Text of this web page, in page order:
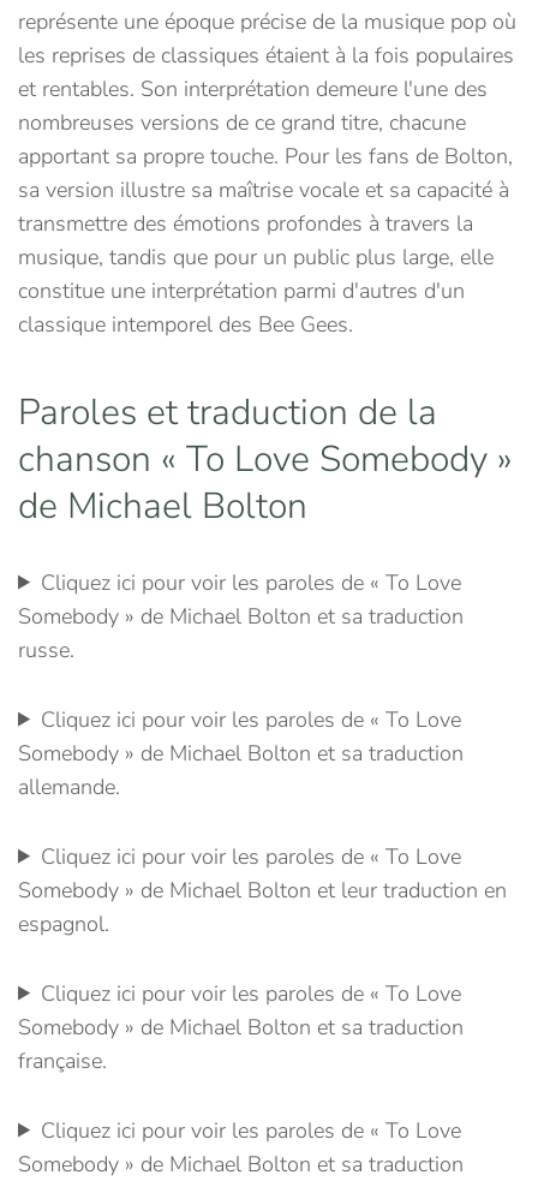
représente une époque précise de la musique pop où
les reprises de classiques étaient à la fois populaires
et rentables. Son interprétation demeure l'une des
nombreuses versions de ce grand titre, chacune
apportant sa propre touche. Pour les fans de Bolton,
sa version illustre sa maîtrise vocale et sa capacité à
transmettre des émotions profondes à travers la
musique, tandis que pour un public plus large, elle
constitue une interprétation parmi d'autres d'un
classique intemporel des Bee Gees.
Paroles et traduction de la
chanson « To Love Somebody »
de Michael Bolton
Cliquez ici pour voir les paroles de « To Love
Somebody » de Michael Bolton et sa traduction
russe.
Cliquez ici pour voir les paroles de « To Love
Somebody » de Michael Bolton et sa traduction
allemande.
Cliquez ici pour voir les paroles de « To Love
Somebody » de Michael Bolton et leur traduction en
espagnol.
Cliquez ici pour voir les paroles de « To Love
Somebody » de Michael Bolton et sa traduction
française.
Cliquez ici pour voir les paroles de « To Love
Somebody » de Michael Bolton et sa traduction